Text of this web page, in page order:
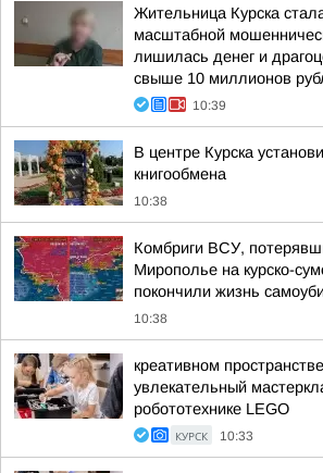
Жительница Курска
масштабной
лишилась денег и
свыше 10 миллионов
10:39
В центре Курска
книгообмена
10:38
Комбриги ВСУ,
Мирополье на курско-
покончили жизнь
10:38
креативном
увлекательный
робототехнике LEGO
КУРСК 10:33